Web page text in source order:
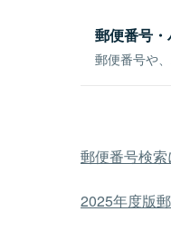
郵便番号
郵便番号や
郵便番号検
2025年度版